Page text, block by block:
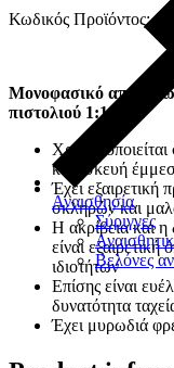
Αναισθησία
Σύριγγες
Βελόνες
Κωδικός Προϊόντος:
Μονοφασικό
πιστολιού 1:1
κατασκευή
Έχει
σκληρών και
Η ακρίβεια και
είναι
ιδιοτήτων
Επίσης είναι
δυνατότητα
Έχει μυρωδιά